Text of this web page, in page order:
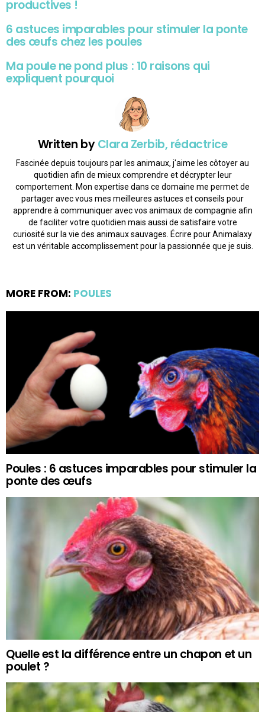
productives !
6 astuces imparables pour stimuler la ponte
des œufs chez les poules
Ma poule ne pond plus : 10 raisons qui
expliquent pourquoi
Written byClara Zerbib, rédactrice
Fascinée depuis toujours par les animaux, j'aime les côtoyer au
quotidien afin de mieux comprendre et décrypter leur
comportement. Mon expertise dans ce domaine me permet de
partager avec vous mes meilleures astuces et conseils pour
apprendre à communiquer avec vos animaux de compagnie afin
de faciliter votre quotidien mais aussi de satisfaire votre
curiosité sur la vie des animaux sauvages. Écrire pour Animalaxy
est un véritable accomplissement pour la passionnée que je suis.
MORE FROM: POULES
Poules : 6 astuces imparables pour stimuler la
ponte des œufs
Quelle est la différence entre un chapon et un
poulet ?